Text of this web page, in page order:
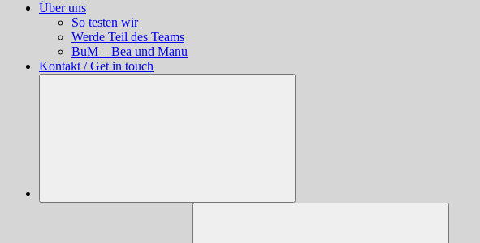
Über uns
So testen wir
Werde Teil des Teams
BuM – Bea und Manu
Kontakt / Get in touch